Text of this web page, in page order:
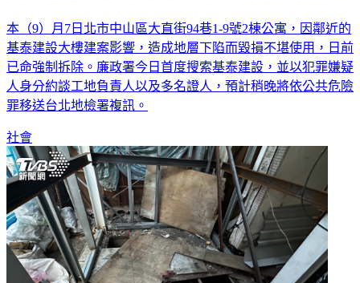
本（9）月7日北市中山區大直街94巷1-9號2棟公寓，因鄰近的
基泰建設大樓建案影響，造成地層下陷而毀損不堪使用，日前
已命強制拆除。廉政署今日首度搜索基泰建設，並以犯罪嫌疑
人身分約談工地負責人以及多名證人，預計稍晚將依公共危險
罪移送台北地檢署複訊。
社會